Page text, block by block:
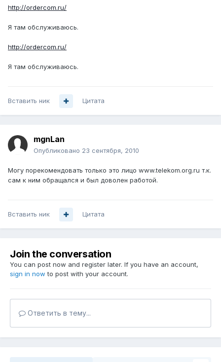
http://ordercom.ru/
Я там обслуживаюсь.
http://ordercom.ru/
Я там обслуживаюсь.
Вставить ник Цитата
mgnLan
Опубликовано 23 сентября, 2010
Могу порекомендовать только это лицо www.telekom.org.ru т.к.
сам к ним обращался и был доволен работой.
Вставить ник Цитата
Join the conversation
You can post now and register later. If you have an account,
sign in now to post with your account.
Ответить в тему...